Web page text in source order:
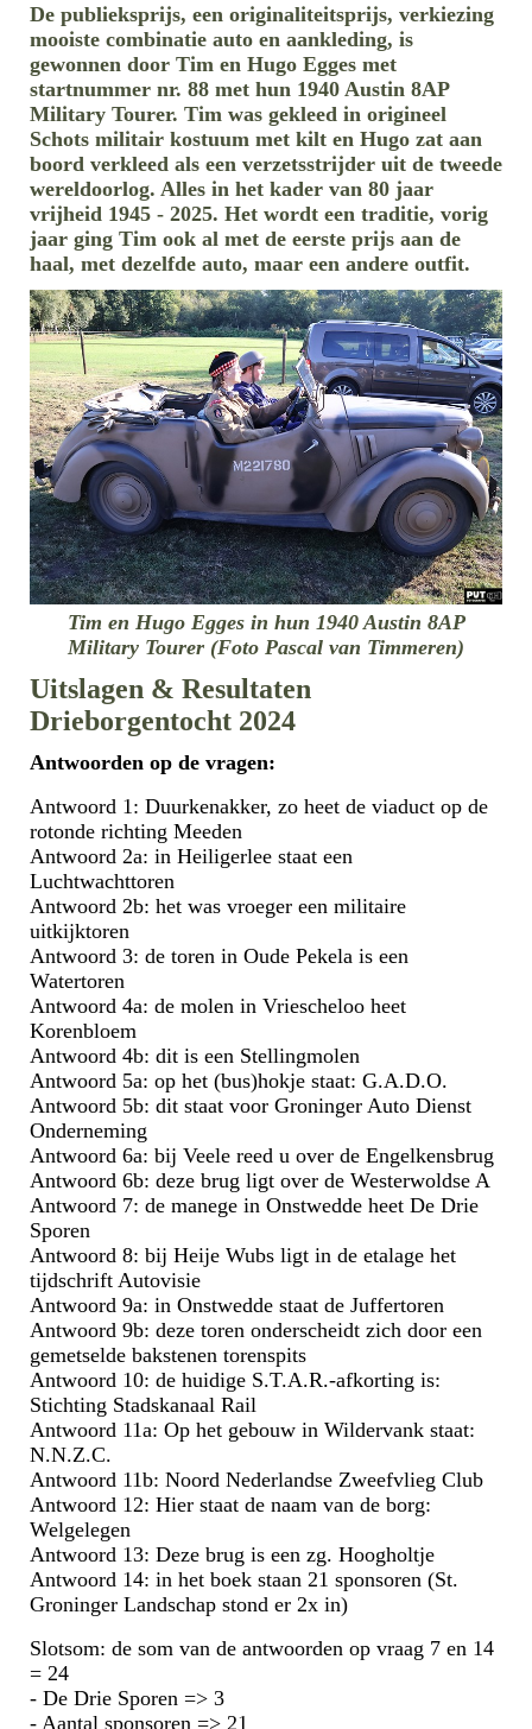
De publieksprijs, een originaliteitsprijs, verkiezing
mooiste combinatie auto en aankleding, is
gewonnen door Tim en Hugo Egges met
startnummer nr. 88 met hun 1940 Austin 8AP
Military Tourer. Tim was gekleed in origineel
Schots militair kostuum met kilt en Hugo zat aan
boord verkleed als een verzetsstrijder uit de tweede
wereldoorlog. Alles in het kader van 80 jaar
vrijheid 1945 - 2025. Het wordt een traditie, vorig
jaar ging Tim ook al met de eerste prijs aan de
haal, met dezelfde auto, maar een andere outfit.
Tim en Hugo Egges in hun 1940 Austin 8AP
Military Tourer (Foto Pascal van Timmeren)
Uitslagen & Resultaten
Drieborgentocht 2024
Antwoorden op de vragen:
Antwoord 1: Duurkenakker, zo heet de viaduct op de
rotonde richting Meeden
Antwoord 2a: in Heiligerlee staat een
Luchtwachttoren
Antwoord 2b: het was vroeger een militaire
uitkijktoren
Antwoord 3: de toren in Oude Pekela is een
Watertoren
Antwoord 4a: de molen in Vriescheloo heet
Korenbloem
Antwoord 4b: dit is een Stellingmolen
Antwoord 5a: op het (bus)hokje staat: G.A.D.O.
Antwoord 5b: dit staat voor Groninger Auto Dienst
Onderneming
Antwoord 6a: bij Veele reed u over de Engelkensbrug
Antwoord 6b: deze brug ligt over de Westerwoldse A
Antwoord 7: de manege in Onstwedde heet De Drie
Sporen
Antwoord 8: bij Heije Wubs ligt in de etalage het
tijdschrift Autovisie
Antwoord 9a: in Onstwedde staat de Juffertoren
Antwoord 9b: deze toren onderscheidt zich door een
gemetselde bakstenen torenspits
Antwoord 10: de huidige S.T.A.R.-afkorting is:
Stichting Stadskanaal Rail
Antwoord 11a: Op het gebouw in Wildervank staat:
N.N.Z.C.
Antwoord 11b: Noord Nederlandse Zweefvlieg Club
Antwoord 12: Hier staat de naam van de borg:
Welgelegen
Antwoord 13: Deze brug is een zg. Hoogholtje
Antwoord 14: in het boek staan 21 sponsoren (St.
Groninger Landschap stond er 2x in)
Slotsom: de som van de antwoorden op vraag 7 en 14
= 24
- De Drie Sporen => 3
- Aantal sponsoren => 21